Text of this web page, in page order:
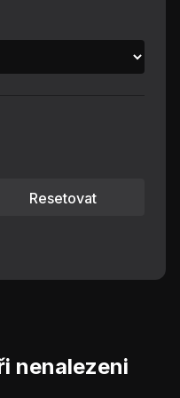
Resetovat
nenalezeni